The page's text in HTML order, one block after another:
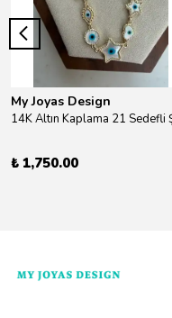
My Joyas Design
₺ 1,750.00